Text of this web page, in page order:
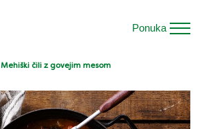
Ponuka
Mehiški čili z govejim mesom